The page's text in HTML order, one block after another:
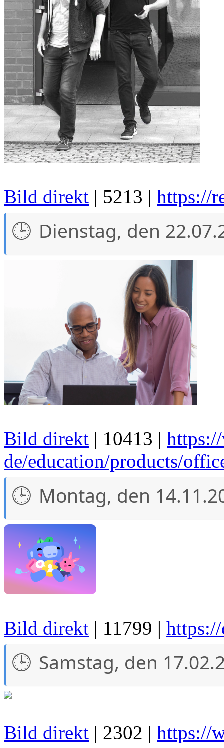
Bild direkt | 5213 | https://
Dienstag, den
Bild direkt | 10413 |
de/education/products/
Montag, den
Bild direkt | 11799 |
Samstag, den
Bild direkt | 2302 | https://